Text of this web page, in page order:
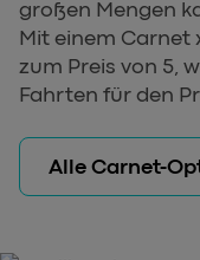
großen Mengen
Mit einem Carnet
zum Preis von 5,
Fahrten für den
Alle Carnet-